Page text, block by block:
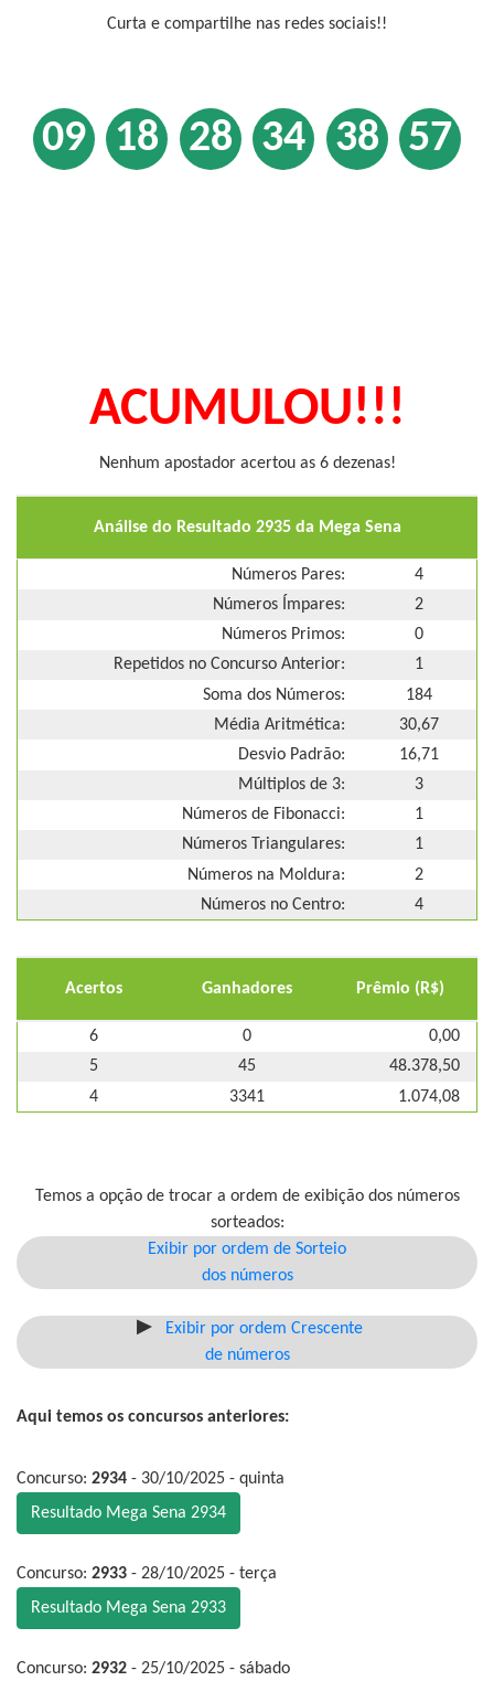
Curta e compartilhe nas redes sociais!!
09 18 28 34 38 57
ACUMULOU!!!
Nenhum apostador acertou as 6 dezenas!
Análise do Resultado 2935 da Mega Sena
Números Pares:
4
Números Ímpares:
2
Números Primos:
0
Repetidos no Concurso Anterior:
1
Soma dos Números:
184
Média Aritmética:
30,67
Desvio Padrão:
16,71
Múltiplos de 3:
3
Números de Fibonacci:
1
Números Triangulares:
1
Números na Moldura:
2
Números no Centro:
4
Acertos Ganhadores Prêmio (R$)
6 0
0,00
5
45
48.378,50
4
3341 1.074,08
Temos a opção de trocar a ordem de exibição dos números
sorteados:
Exibir por ordem de Sorteio
dos números
Exibir por ordem Crescente
de números
Aqui temos os concursos anteriores:
Concurso: 2934 - 30/10/2025 - quinta
Resultado Mega Sena 2934
Concurso: 2933 - 28/10/2025 - terça
Resultado Mega Sena 2933
Concurso: 2932 - 25/10/2025 - sábado